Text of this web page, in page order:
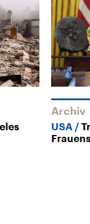
Archiv
USA